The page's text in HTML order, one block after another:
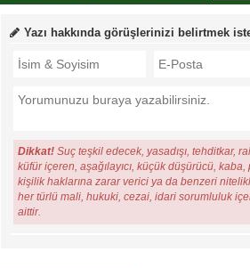
Yazı hakkında görüşlerinizi belirtmek
Dikkat! Suç teşkil edecek, yasadışı, tehditkar,
küfür içeren, aşağılayıcı, küçük düşürücü, kaba,
kişilik haklarına zarar verici ya da benzeri
her türlü mali, hukuki, cezai, idari sorumluluk
aittir.